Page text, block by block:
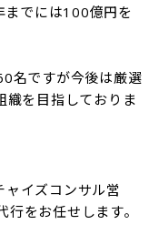
でには100億円を
名ですが今後は厳選
織を目指しておりま
イズコンサル営
をお任せします。